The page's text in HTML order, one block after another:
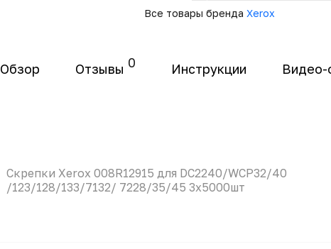
Все товары бренда Xerox
Обзор Отзывы 0 Инструкции Видео-
Скрепки Xerox 008R12915 для DC2240/WCP32/40
/123/128/133/7132/ 7228/35/45 3х5000шт